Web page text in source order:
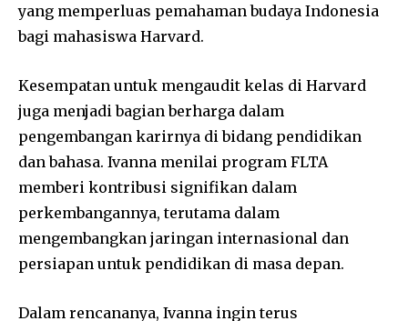
yang memperluas pemahaman budaya Indonesia
bagi mahasiswa Harvard.
Kesempatan untuk mengaudit kelas di Harvard
juga menjadi bagian berharga dalam
pengembangan karirnya di bidang pendidikan
dan bahasa. Ivanna menilai program FLTA
memberi kontribusi signifikan dalam
perkembangannya, terutama dalam
mengembangkan jaringan internasional dan
persiapan untuk pendidikan di masa depan.
Dalam rencananya, Ivanna ingin terus